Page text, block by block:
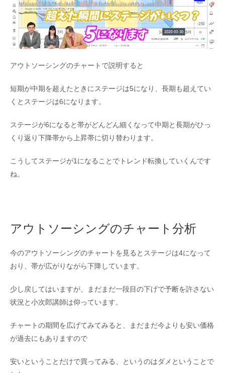
アウトソーシングのチャートで説明すると
短期が中期を超えたときにステージは5になり、長期も超えてい
くとステージは6になります。
ステージが6になると帯がどんどん細くなって中期と長期がひっ
くり返り下降帯から上昇帯に切り替わります。
こうしてステージが1になることでトレンド転換していくんです
ね。
アウトソーシングのチャート分析
今のアウトソーシングのチャートを見るとステージは4になって
おり、帯が広がりながら下降しています。
少し戻してはいますが、まだまだ一段目の下げで予断を許さない
状況と小次郎講師は仰っています。
チャートの期間を広げてみてみると、まだまだ今よりも安い価格
が過去にもありますので
安いということだけで買ってみる、というのはダメということで